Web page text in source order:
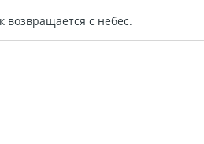
возвращается с небес.